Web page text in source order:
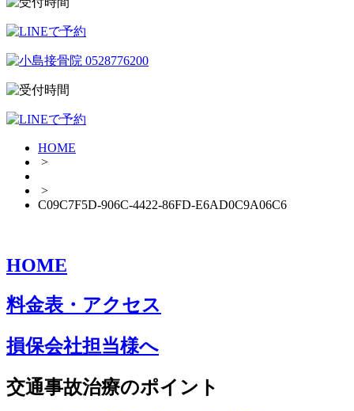
HOME
>
>
C09C7F5D-906C-4422-86FD-E6AD0C9A06C6
HOME
料金表・アクセス
損保会社担当様へ
交通事故治療のポイント